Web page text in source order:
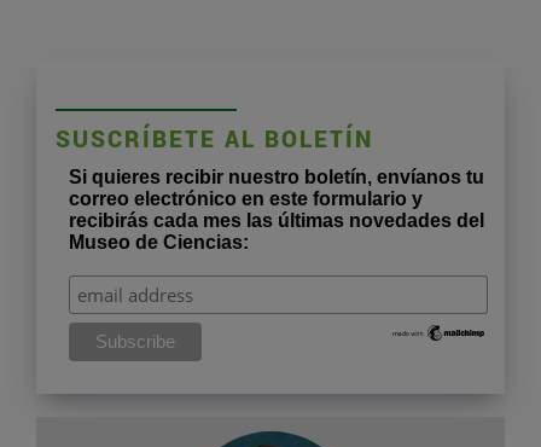
SUSCRÍBETE AL BOLETÍN
Si quieres recibir nuestro boletín, envíanos tu
correo electrónico en este formulario y
recibirás cada mes las últimas novedades del
Museo de Ciencias: